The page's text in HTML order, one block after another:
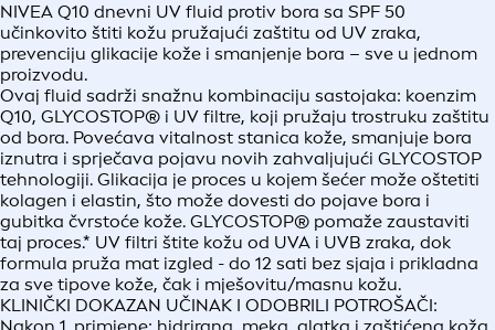
NIVEA Q10 dnevni UV fluid protiv bora sa SPF 50
učinkovito štiti kožu pružajući zaštitu od UV zraka,
prevenciju glikacije kože i smanjenje bora – sve u jednom
proizvodu.
Ovaj fluid sadrži snažnu kombinaciju sastojaka: koenzim
Q10, GLYCOSTOP® i UV filtre, koji pružaju trostruku zaštitu
od bora. Povećava vitalnost stanica kože, smanjuje bora
iznutra i sprječava pojavu novih zahvaljujući GLYCOSTOP
tehnologiji. Glikacija je proces u kojem šećer može oštetiti
kolagen i elastin, što može dovesti do pojave bora i
gubitka čvrstoće kože. GLYCOSTOP® pomaže zaustaviti
taj proces.* UV filtri štite kožu od UVA i UVB zraka, dok
formula pruža mat izgled - do 12 sati bez sjaja i prikladna
za sve tipove kože, čak i mješovitu/masnu kožu.
KLINIČKI DOKAZAN UČINAK I ODOBRILI POTROŠAČI: